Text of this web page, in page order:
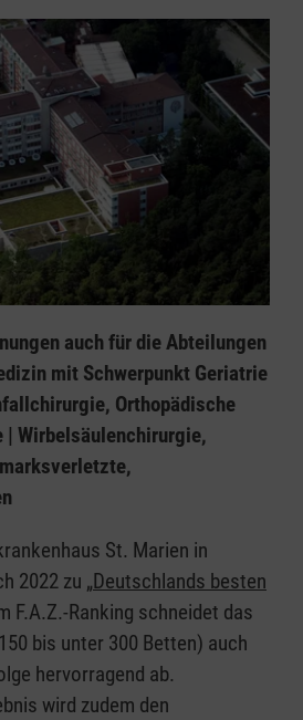
auch für die Abteilungen
mit Schwerpunkt Geriatrie
Orthopädische
| Wirbelsäulenchirurgie,
St. Marien in
2022 zu „Deutschlands besten
F.A.Z.-Ranking schneidet das
bis unter 300 Betten) auch
hervorragend ab.
wird zudem den